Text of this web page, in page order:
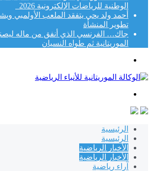
الوطنية للرياضات الإلكترونية 2026
أحمد ولد يحي يتفقد الملعب الأولمبي
تطوير المنشأة
جاك… الفرنسي الذي أنفق من ماله
الموريتانية ثم طواه النسيان
الرئيسية
الرئيسية
الأخبار الرياضية
الأخبار الرياضية
آراء رياضية